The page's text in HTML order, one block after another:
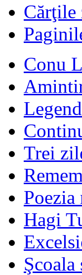
Cărţile
Conu
Trei
Poezia
Hagi